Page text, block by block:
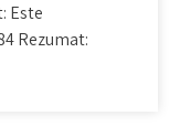
Este
Rezumat: